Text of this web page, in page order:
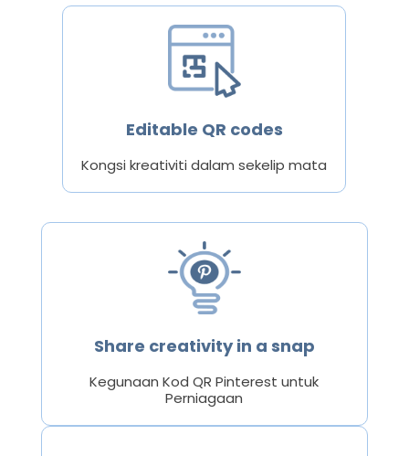
Editable QR codes
Kongsi kreativiti dalam sekelip mata
Share creativity in a snap
Kegunaan Kod QR Pinterest untuk
Perniagaan